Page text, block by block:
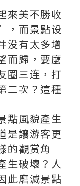
來美不勝收
，而景點设
没有太多增
而歸，要麼
圈三连，打
二次？這種
點風貌產生
是讓游客更
的觀赏角
生破壞？人
此磨滅景點